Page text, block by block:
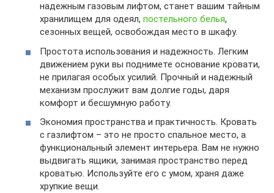
надежным газовым лифтом, станет вашим тайным
хранилищем для одеял, постельного белья,
сезонных вещей, освобождая место в шкафу.
Простота использования и надежность. Легким
движением руки вы поднимете основание кровати,
не прилагая особых усилий. Прочный и надежный
механизм прослужит вам долгие годы, даря
комфорт и бесшумную работу.
Экономия пространства и практичность. Кровать
с газлифтом – это не просто спальное место, а
функциональный элемент интерьера. Вам не нужно
выдвигать ящики, занимая пространство перед
кроватью. Используйте его с умом, храня даже
хрупкие вещи.